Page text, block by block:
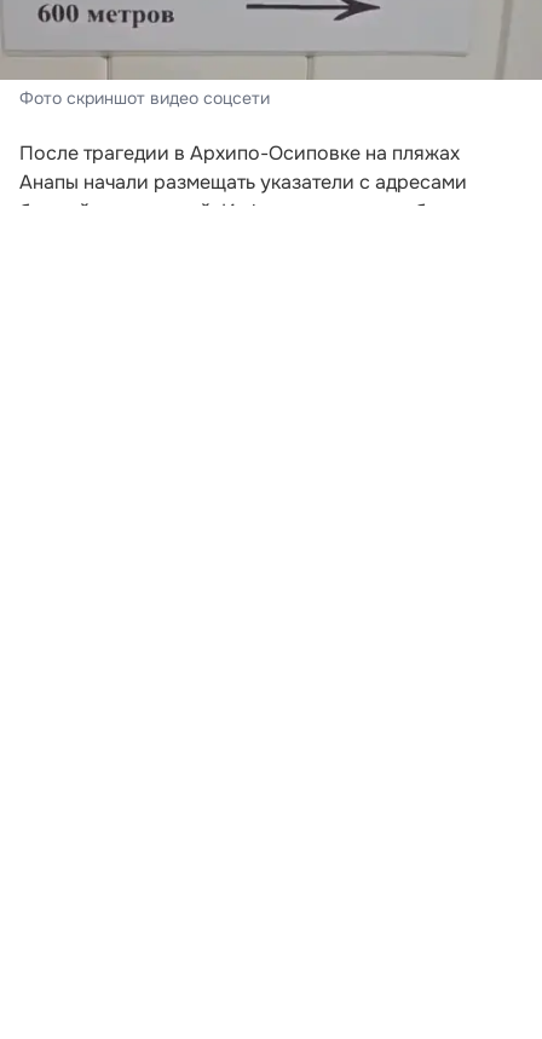
Фото скриншот видео соцсети
После трагедии в Архипо-Осиповке на пляжах
Анапы начали размещать указатели с адресами
ближайших укрытий. Информационные таблички